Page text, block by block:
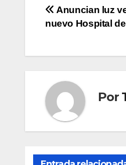
entradas
Anuncian luz
nuevo Hospital
Por